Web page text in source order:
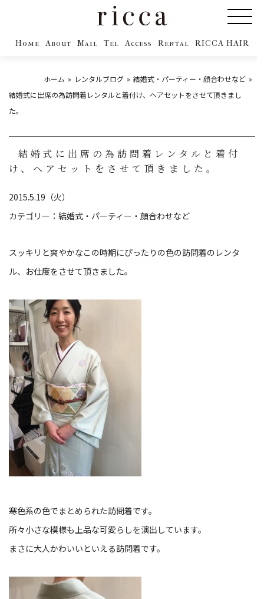
Home About Mail Tel Access Rental RICCA HAIR
ホーム レンタルブログ
結婚式・パーティー・顔合わせなど
結婚式に出席の為訪問着レンタルと着付け、ヘアセットをさせて頂きまし
た。
結婚式に出席の為訪問着レンタルと着付
け、ヘアセットをさせて頂きました。
2015.5.19（火）
カテゴリー： 結婚式・パーティー・顔合わせなど
スッキリと爽やかなこの時期にぴったりの色の訪問着のレンタ
ル、お仕度をさせて頂きました。
寒色系の色でまとめられた訪問着です。
所々小さな模様も上品な可愛らしを演出しています。
まさに大人かわいいといえる訪問着です。